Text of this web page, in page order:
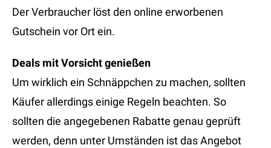
Der Verbraucher löst den online erworbenen
Gutschein vor Ort ein.
Deals mit Vorsicht genießen
Um wirklich ein Schnäppchen zu machen, sollten
Käufer allerdings einige Regeln beachten. So
sollten die angegebenen Rabatte genau geprüft
werden, denn unter Umständen ist das Angebot